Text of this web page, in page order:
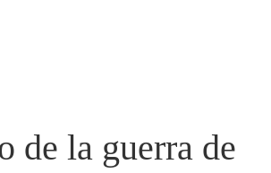
de la guerra de